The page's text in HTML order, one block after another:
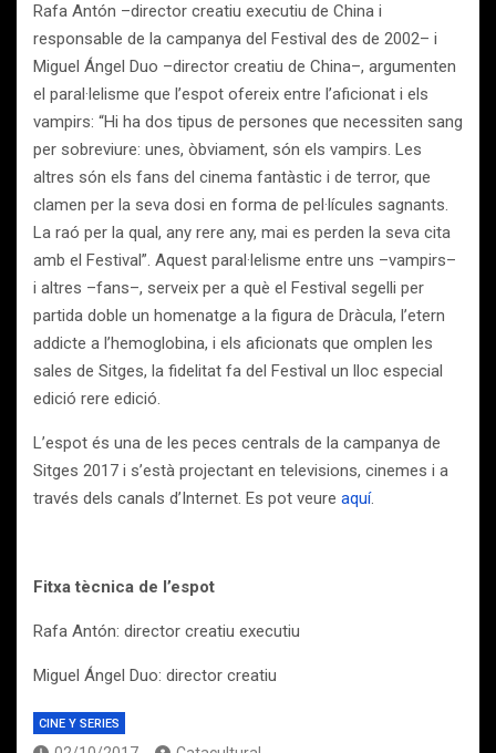
Rafa Antón –director creatiu executiu de China i
responsable de la campanya del Festival des de 2002– i
Miguel Ángel Duo –director creatiu de China–, argumenten
el paral·lelisme que l’espot ofereix entre l’aficionat i els
vampirs: “Hi ha dos tipus de persones que necessiten sang
per sobreviure: unes, òbviament, són els vampirs. Les
altres són els fans del cinema fantàstic i de terror, que
clamen per la seva dosi en forma de pel·lícules sagnants.
La raó per la qual, any rere any, mai es perden la seva cita
amb el Festival”. Aquest paral·lelisme entre uns –vampirs–
i altres –fans–, serveix per a què el Festival segelli per
partida doble un homenatge a la figura de Dràcula, l’etern
addicte a l’hemoglobina, i els aficionats que omplen les
sales de Sitges, la fidelitat fa del Festival un lloc especial
edició rere edició.
L’espot és una de les peces centrals de la campanya de
Sitges 2017 i s’està projectant en televisions, cinemes i a
través dels canals d’Internet. Es pot veure aquí.
Fitxa tècnica de l’espot
Rafa Antón: director creatiu executiu
Miguel Ángel Duo: director creatiu
CINE Y SERIES